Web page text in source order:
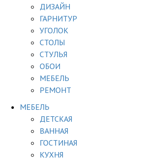
ДИЗАЙН
ГАРНИТУР
УГОЛОК
СТОЛЫ
СТУЛЬЯ
ОБОИ
МЕБЕЛЬ
РЕМОНТ
МЕБЕЛЬ
ДЕТСКАЯ
ВАННАЯ
ГОСТИНАЯ
КУХНЯ